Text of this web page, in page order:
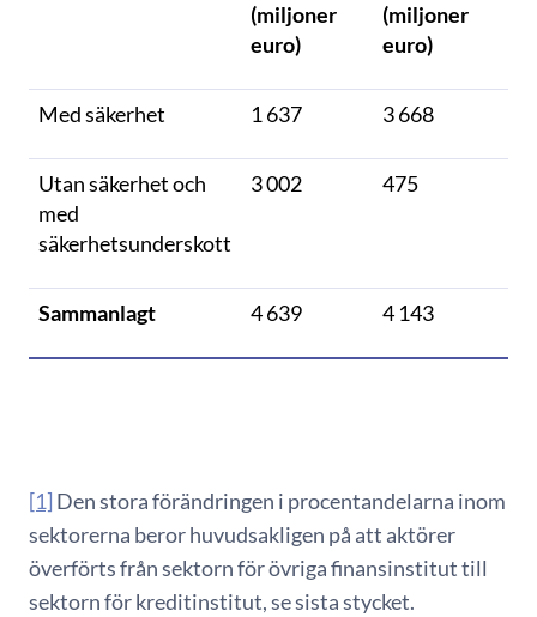
(miljoner
euro)
(miljoner
euro)
Med säkerhet 1 637 3 668
Utan säkerhet och
med
säkerhetsunderskott
3 002 475
Sammanlagt 4 639 4 143
[1] Den stora förändringen i procentandelarna inom
sektorerna beror huvudsakligen på att aktörer
överförts från sektorn för övriga finansinstitut till
sektorn för kreditinstitut, se sista stycket.